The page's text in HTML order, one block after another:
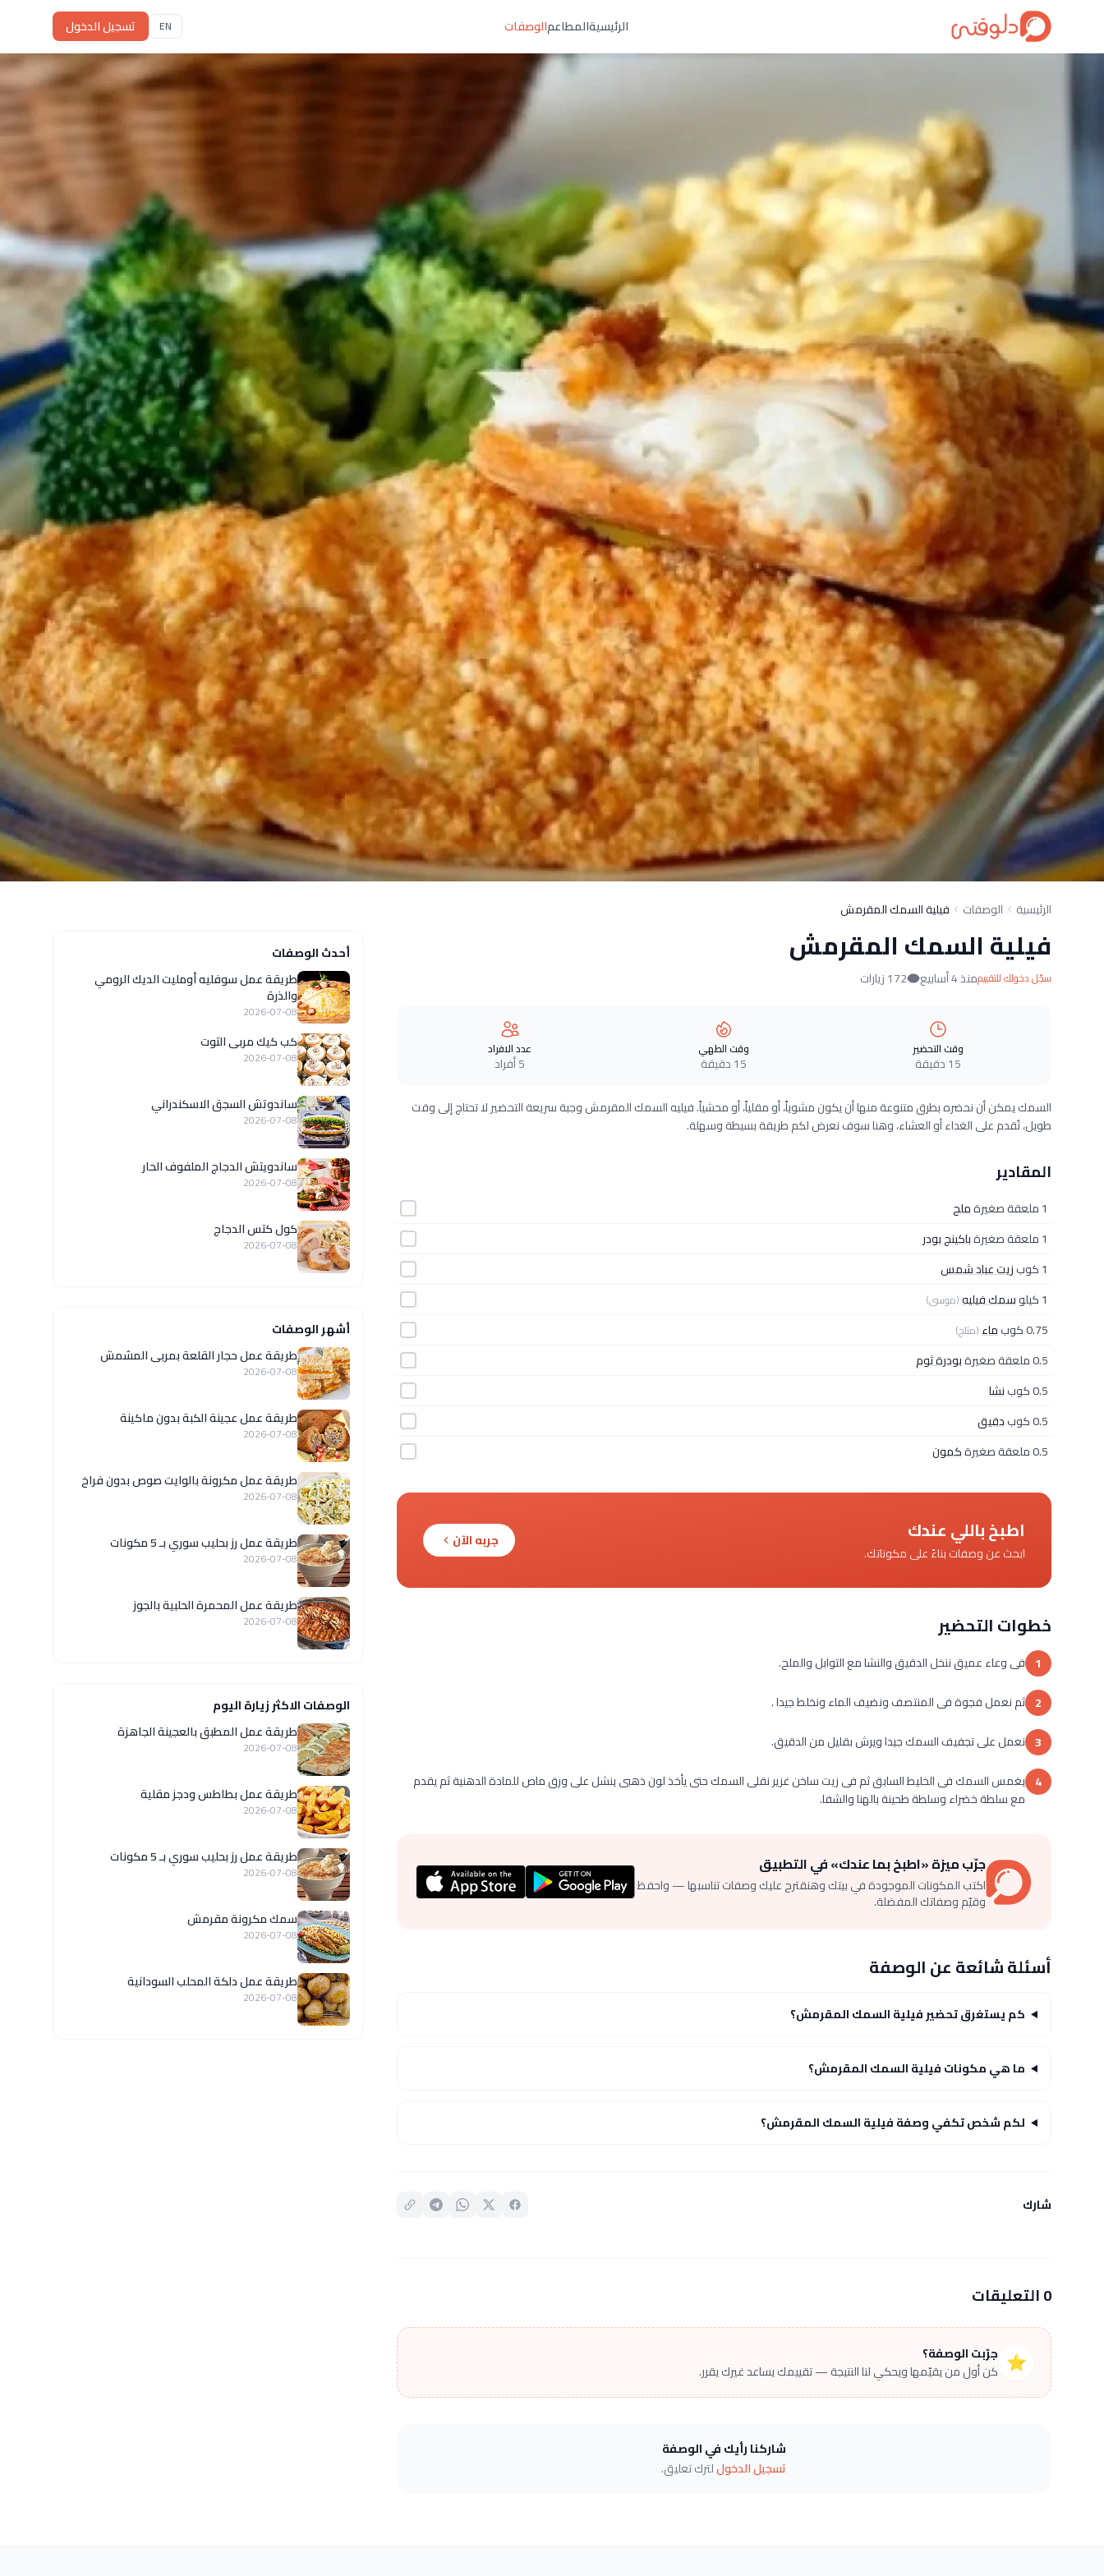
الرئيسيةالمطاعمالوصفات EN تسجيل الدخول
الرئيسية الوصفات فيلية السمك المقرمش
فيلية السمك المقرمش
سجّل دخولك للتقييممنذ 4 أسابيع 172 زيارات
وقت التحضير
15 دقيقة
وقت الطهي
15 دقيقة
عدد الافراد
5 أفراد
السمك يمكن أن نحضره بطرق متنوعة منها أن يكون مشوياً، أو مقلياً، أو محشياً. فيليه السمك المقرمش وجبة سريعة التحضير لا تحتاج إلى وقت
طويل، تُقدم على الغداء أو العشاء، وهنا سوف نعرض لكم طريقة بسيطة وسهلة.
المقادير
1 ملعقة صغيرة
ملح
1 ملعقة صغيرة
باكينج بودر
1 كوب
زيت عباد شمس
1 كيلو
سمك فيليه(موسى)
0.75 كوب ماء(مثلج)
0.5 ملعقة صغيرة
بودرة ثوم
0.5 كوب
نشا
0.5 كوب
دقيق
0.5 ملعقة صغيرة
كمون
اطبخ باللي عندك
ابحث عن وصفات بناءً على مكوناتك.
جربه الآن
خطوات التحضير
1 فى وعاء عميق ننخل الدقيق والنشا مع التوابل والملح.
2 ثم نعمل فجوة فى المنتصف ونضيف الماء ونخلط جيدا .
3 نعمل على تجفيف السمك جيدا ويرش بقليل من الدقيق.
4 يغمس السمك فى الخليط السابق ثم فى زيت ساخن غزير نقلى السمك حتى يأخذ لون ذهبى ينشل على ورق ماص للمادة الدهنية ثم يقدم
مع سلطة خضراء وسلطة طحينة بالهنا والشفا.
جرّب ميزة «اطبخ بما عندك» في التطبيق
اكتب المكونات الموجودة في بيتك وهنقترح عليك وصفات تناسبها — واحفظ
وقيّم وصفاتك المفضلة.
أسئلة شائعة عن الوصفة
كم يستغرق تحضير فيلية السمك المقرمش؟
ما هي مكونات فيلية السمك المقرمش؟
لكم شخص تكفي وصفة فيلية السمك المقرمش؟
شارك
0 التعليقات
⭐ جرّبت الوصفة؟
كن أول من يقيّمها ويحكي لنا النتيجة — تقييمك يساعد غيرك يقرر.
شاركنا رأيك في الوصفة
تسجيل الدخوللترك تعليق.
أحدث الوصفات
طريقة عمل سوفليه أومليت الديك الرومي
والذرة
2026-07-08
كب كيك مربى التوت
2026-07-08
ساندوتش السجق الاسكندراني
2026-07-08
ساندويتش الدجاج الملفوف الحار
2026-07-08
كول كتس الدجاج
2026-07-08
أشهر الوصفات
طريقة عمل حجار القلعة بمربى المشمش
2026-07-08
طريقة عمل عجينة الكبة بدون ماكينة
2026-07-08
طريقة عمل مكرونة بالوايت صوص بدون فراخ
2026-07-08
طريقة عمل رز بحليب سوري بـ 5 مكونات
2026-07-08
طريقة عمل المحمرة الحلبية بالجوز
2026-07-08
الوصفات الاكثر زيارة اليوم
طريقة عمل المطبق بالعجينة الجاهزة
2026-07-08
طريقة عمل بطاطس ودجز مقلية
2026-07-08
طريقة عمل رز بحليب سوري بـ 5 مكونات
2026-07-08
سمك مكرونة مقرمش
2026-07-08
طريقة عمل دلكة المحلب السودانية
2026-07-08